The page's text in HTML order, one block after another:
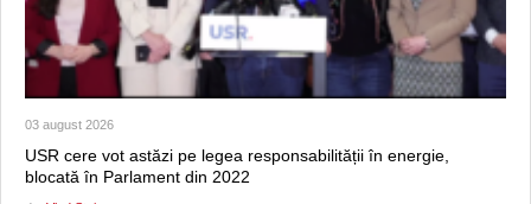
03 august 2026
USR cere vot astăzi pe legea responsabilității în energie,
blocată în Parlament din 2022